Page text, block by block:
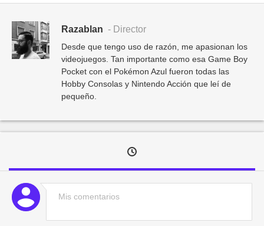
Razablan - Director
Desde que tengo uso de razón, me apasionan los
videojuegos. Tan importante como esa Game Boy
Pocket con el Pokémon Azul fueron todas las
Hobby Consolas y Nintendo Acción que leí de
pequeño.